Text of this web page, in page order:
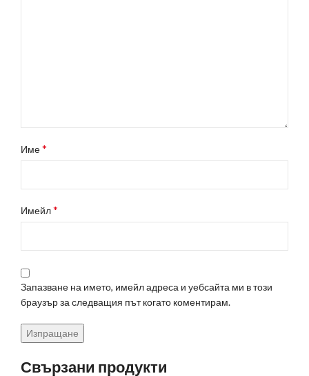
Име*
Имейл*
Запазване на името, имейл адреса и уебсайта ми в този
браузър за следващия път когато коментирам.
Свързани продукти